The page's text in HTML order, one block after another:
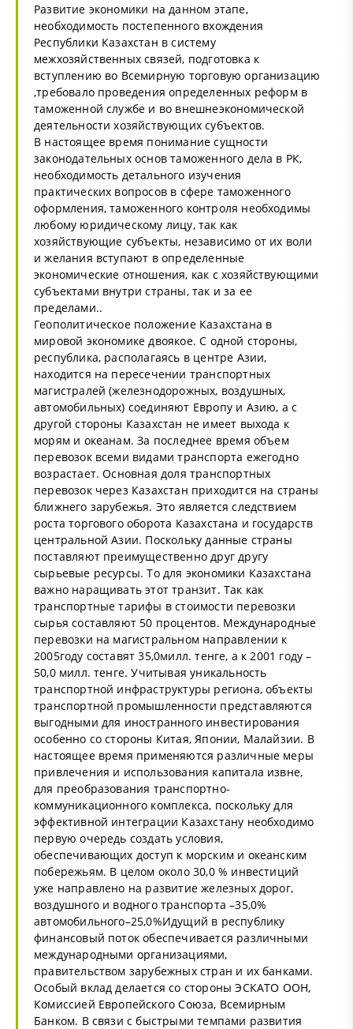
Развитие экономики на данном этапе,
необходимость постепенного вхождения
Республики Казахстан в систему
межхозяйственных связей, подготовка к
вступлению во Всемирную торговую организацию
,требовало проведения определенных реформ в
таможенной службе и во внешнеэкономической
деятельности хозяйствующих субъектов.
В настоящее время понимание сущности
законодательных основ таможенного дела в РК,
необходимость детального изучения
практических вопросов в сфере таможенного
оформления, таможенного контроля необходимы
любому юридическому лицу, так как
хозяйствующие субъекты, независимо от их воли
и желания вступают в определенные
экономические отношения, как с хозяйствующими
субъектами внутри страны, так и за ее
пределами..
Геополитическое положение Казахстана в
мировой экономике двоякое. С одной стороны,
республика, располагаясь в центре Азии,
находится на пересечении транспортных
магистралей (железнодорожных, воздушных,
автомобильных) соединяют Европу и Азию, а с
другой стороны Казахстан не имеет выхода к
морям и океанам. За последнее время объем
перевозок всеми видами транспорта ежегодно
возрастает. Основная доля транспортных
перевозок через Казахстан приходится на страны
ближнего зарубежья. Это является следствием
роста торгового оборота Казахстана и государств
центральной Азии. Поскольку данные страны
поставляют преимущественно друг другу
сырьевые ресурсы. То для экономики Казахстана
важно наращивать этот транзит. Так как
транспортные тарифы в стоимости перевозки
сырья составляют 50 процентов. Международные
перевозки на магистральном направлении к
2005году составят 35,0милл. тенге, а к 2001 году –
50,0 милл. тенге. Учитывая уникальность
транспортной инфраструктуры региона, объекты
транспортной промышленности представляются
выгодными для иностранного инвестирования
особенно со стороны Китая, Японии, Малайзии. В
настоящее время применяются различные меры
привлечения и использования капитала извне,
для преобразования транспортно-
коммуникационного комплекса, поскольку для
эффективной интеграции Казахстану необходимо
первую очередь создать условия,
обеспечивающих доступ к морским и океанским
побережьям. В целом около 30,0 % инвестиций
уже направлено на развитие железных дорог,
воздушного и водного транспорта –35,0%
автомобильного–25,0%Идущий в республику
финансовый поток обеспечивается различными
международными организациями,
правительством зарубежных стран и их банками.
Особый вклад делается со стороны ЭСКАТО ООН,
Комиссией Европейского Союза, Всемирным
Банком. В связи с быстрыми темпами развития